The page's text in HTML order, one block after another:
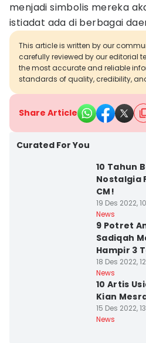
menjadi simbolis mereka
istiadat ada di berbagai
This article is written by our
carefully reviewed by our editorial
the most accurate and reliable
standards of quality, credibility,
Share Article
Curated For You
10 Tahun
Nostalgia
CM!
19 Des 2022,
News
9 Potret
Sadiqah
Hampir 3
18 Des 2022,
News
10 Artis
Kian
15 Des 2022,
News